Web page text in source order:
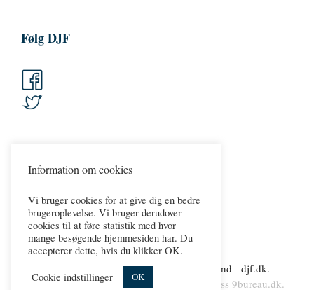
Følg DJF
Copyright 2026 © Dansk Jernbaneforbund - djf.dk.
Persondatapolitik.Cookies web & wordpress 9bureau.dk.
Information om cookies
Vi bruger cookies for at give dig en bedre
brugeroplevelse. Vi bruger derudover
cookies til at føre statistik med hvor
mange besøgende hjemmesiden har. Du
accepterer dette, hvis du klikker OK.
Cookie indstillinger
OK